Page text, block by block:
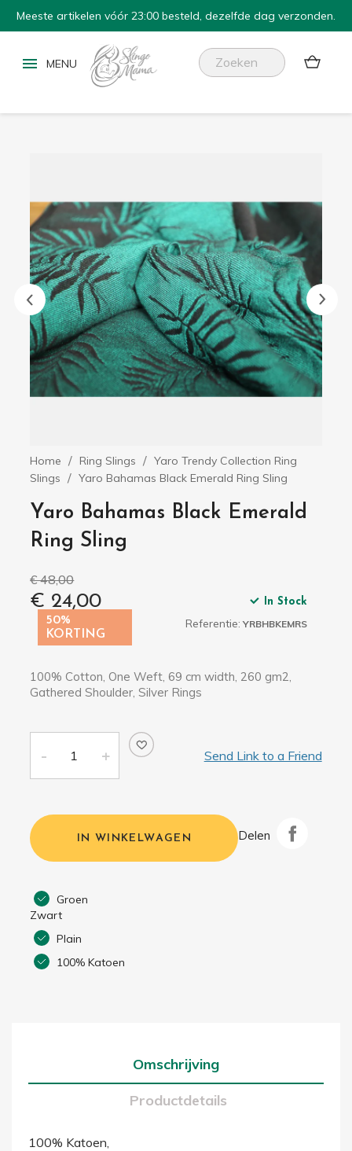
Meeste artikelen vóór 23:00 besteld, dezelfde dag verzonden.

Home Ring Slings
Yaro Trendy Collection Ring
Slings
Yaro Bahamas Black Emerald Ring Sling
Yaro Bahamas Black Emerald
Ring Sling
€ 48,00
€ 24,00
50%
KORTING
In Stock
Referentie: YRBHBKEMRS
100% Cotton, One Weft, 69 cm width, 260 gm2,
Gathered Shoulder, Silver Rings
Send Link to a Friend
IN WINKELWAGEN Delen
Groen
Zwart
Plain
100% Katoen
Omschrijving
Productdetails
100% Katoen,